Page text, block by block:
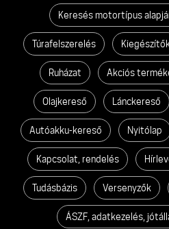
Keresés motortípus
Túrafelszerelés
Ruházat Akciós
Olajkereső Lánckereső
Autóakku-kereső Nyitólap
Kapcsolat, rendelés
Tudásbázis Versenyzők
ÁSZF, adatkezelés,